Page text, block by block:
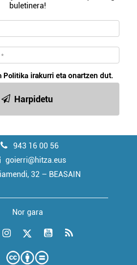
buletinera!
Politika irakurri eta onartzen dut.
Harpidetu
943 16 00 56
goierri@hitza.eus
32 – BEASAIN
Nor gara